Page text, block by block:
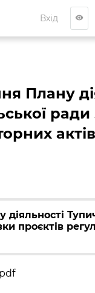
Вхід visibility
Плану
проєктів